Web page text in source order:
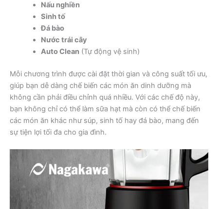
Nấu nghiền
Sinh tố
Đá bào
Nước trái cây
Auto Clean(Tự động vệ sinh)
Mỗi chương trình được cài đặt thời gian và công suất tối ưu,
giúp bạn dễ dàng chế biến các món ăn dinh dưỡng mà
không cần phải điều chỉnh quá nhiều. Với các chế độ này,
bạn không chỉ có thể làm sữa hạt mà còn có thể chế biến
các món ăn khác như súp, sinh tố hay đá bào, mang đến
sự tiện lợi tối đa cho gia đình.